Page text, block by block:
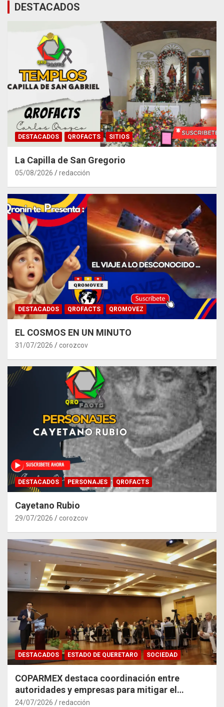
DESTACADOS
DESTACADOS QROFACTS SITIOS
La Capilla de San Gregorio
05/08/2026 redacción
DESTACADOS QROFACTS QROMOVEZ
EL COSMOS EN UN MINUTO
31/07/2026 corozcov
DESTACADOS PERSONAJES QROFACTS
Cayetano Rubio
29/07/2026 corozcov
DESTACADOS ESTADO DE QUERETARO SOCIEDAD
COPARMEX destaca coordinación entre
autoridades y empresas para mitigar el
impacto del Tren México–Querétaro
24/07/2026 redacción